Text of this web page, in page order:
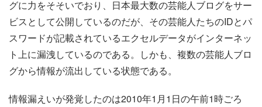
グに力をそそいでおり、日本最大数の芸能人ブログをサー
ビスとして公開しているのだが、その芸能人たちのIDとパ
スワードが記載されているエクセルデータがインターネッ
ト上に漏洩しているのである。しかも、複数の芸能人ブロ
グから情報が流出している状態である。
情報漏えいが発覚したのは2010年1月1日の午前1時ごろ